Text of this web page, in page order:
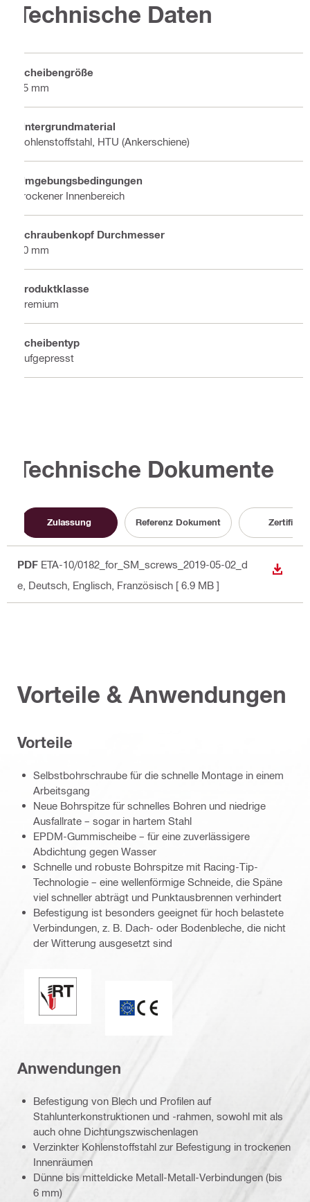
Technische Daten
Scheibengröße
15 mm
Untergrundmaterial
Kohlenstoffstahl, HTU (Ankerschiene)
Umgebungsbedingungen
Trockener Innenbereich
Schraubenkopf Durchmesser
10 mm
Produktklasse
Premium
Scheibentyp
Aufgepresst
Technische Dokumente
Zulassung Referenz Dokument Zertifikat
PDF ETA-10/0182_for_SM_screws_2019-05-02_d
e , Deutsch, Englisch, Französisch [ 6.9 MB ]
Vorteile & Anwendungen
Vorteile
Selbstbohrschraube für die schnelle Montage in einem
Arbeitsgang
Neue Bohrspitze für schnelles Bohren und niedrige
Ausfallrate – sogar in hartem Stahl
EPDM-Gummischeibe – für eine zuverlässigere
Abdichtung gegen Wasser
Schnelle und robuste Bohrspitze mit Racing-Tip-
Technologie – eine wellenförmige Schneide, die Späne
viel schneller abträgt und Punktausbrennen verhindert
Befestigung ist besonders geeignet für hoch belastete
Verbindungen, z. B. Dach- oder Bodenbleche, die nicht
der Witterung ausgesetzt sind
Perfekte Abdichtung / Racing Tip
Anwendungen
Befestigung von Blech und Profilen auf
Stahlunterkonstruktionen und -rahmen, sowohl mit als
auch ohne Dichtungszwischenlagen
Verzinkter Kohlenstoffstahl zur Befestigung in trockenen
Innenräumen
Dünne bis mitteldicke Metall-Metall-Verbindungen (bis
6 mm)